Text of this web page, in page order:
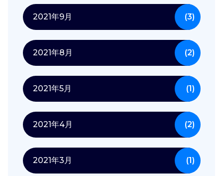
2021年9月 (3)
2021年8月 (2)
2021年5月 (1)
2021年4月 (2)
2021年3月 (1)